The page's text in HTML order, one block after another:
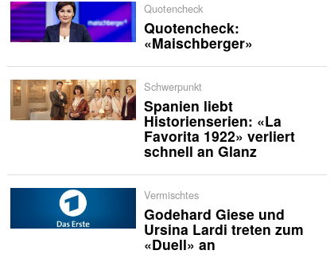
Quotencheck
Quotencheck:
«Maischberger»
Schwerpunkt
Spanien liebt
Historienserien: «La
Favorita 1922» verliert
schnell an Glanz
Vermischtes
Godehard Giese und
Ursina Lardi treten zum
«Duell» an